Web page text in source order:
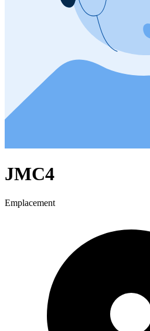
JMC4
Emplacement